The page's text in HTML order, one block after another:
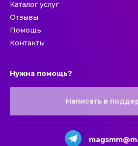
Каталог услуг
Отзывы
Помощь
Контакты
Нужна помощь?
Написать в